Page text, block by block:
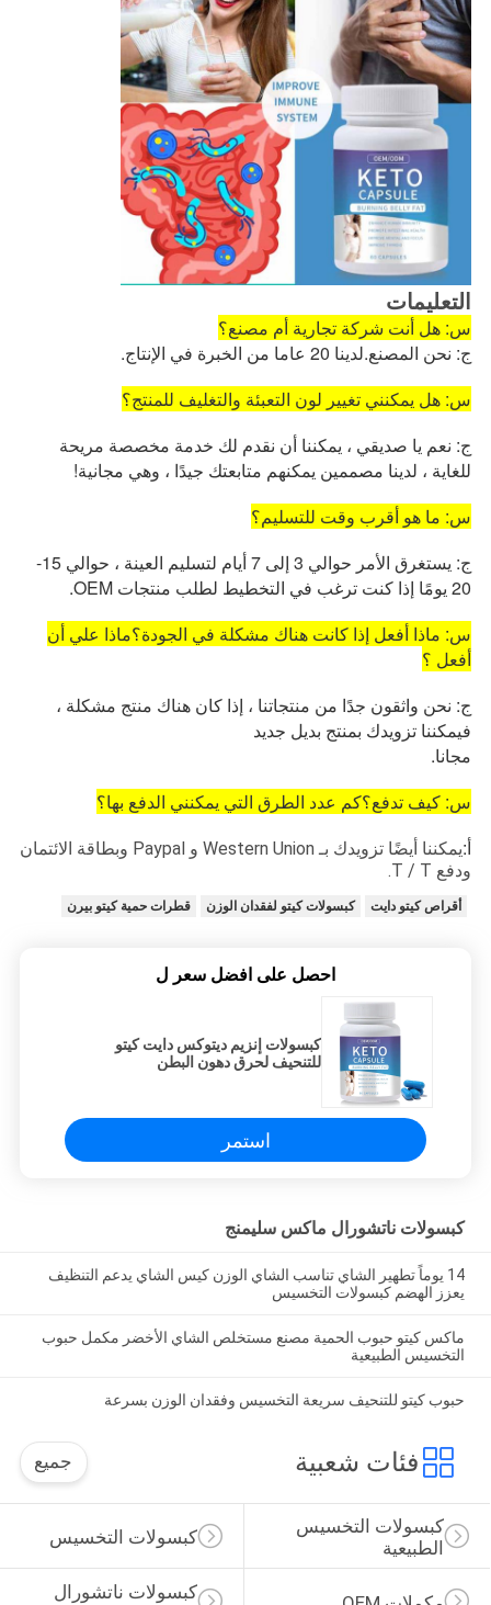
التعليمات
س: هل أنت شركة تجارية أم مصنع؟
ج: نحن المصنع.لدينا 20 عاما من الخبرة في الإنتاج.
س: هل يمكنني تغيير لون التعبئة والتغليف للمنتج؟
ج: نعم يا صديقي ، يمكننا أن نقدم لك خدمة مخصصة مريحة
للغاية ، لدينا مصممين يمكنهم متابعتك جيدًا ، وهي مجانية!
س: ما هو أقرب وقت للتسليم؟
ج: يستغرق الأمر حوالي 3 إلى 7 أيام لتسليم العينة ، حوالي 15-
20 يومًا إذا كنت ترغب في التخطيط لطلب منتجات OEM.
س: ماذا أفعل إذا كانت هناك مشكلة في الجودة؟ماذا علي أن
أفعل ؟
ج: نحن واثقون جدًا من منتجاتنا ، إذا كان هناك منتج مشكلة ،
فيمكننا تزويدك بمنتج بديل جديد
مجانا.
س: كيف تدفع؟كم عدد الطرق التي يمكنني الدفع بها؟
أ:
يمكننا أيضًا تزويدك بـ Western Union و Paypal وبطاقة الائتمان
ودفع T / T.
أقراص كيتو دايت كبسولات كيتو لفقدان الوزن قطرات حمية كيتو بيرن
احصل على افضل سعر ل
كبسولات إنزيم ديتوكس دايت كيتو
للتنحيف لحرق دهون البطن
استمر
كبسولات ناتشورال ماكس سليمنج
14 يوماً تطهير الشاي تناسب الشاي الوزن كيس الشاي يدعم التنظيف
يعزز الهضم كبسولات التخسيس
ماكس كيتو حبوب الحمية مصنع مستخلص الشاي الأخضر مكمل حبوب
التخسيس الطبيعية
حبوب كيتو للتنحيف سريعة التخسيس وفقدان الوزن بسرعة
فئات شعبية جميع
كبسولات التخسيس
كبسولات التخسيس
الطبيعية
كبسولات ناتشورال